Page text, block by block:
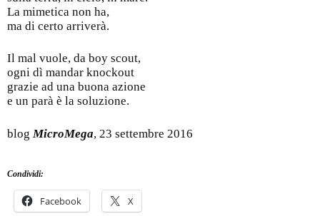
La mimetica non ha,
ma di certo arriverà.
Il mal vuole, da boy scout,
ogni dì mandar knockout
grazie ad una buona azione
e un parà è la soluzione.
blogMicroMega, 23 settembre 2016
Condividi:
Facebook X